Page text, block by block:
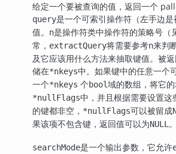
给定一个要被查询的值，返回一个
query是一个可索引操作符（左手边
值。
n是操作符类中操作符的策略号（
常， extractQuery将需要参考n来判
及它应该用什么方法来抽取键值。被
储在*nkeys中。如果键中的任意一个
一个*nkeys 个bool域的数组，将它
*nullFlags中，并且根据需要设置
的键都非空， *nullFlags可以被留成
果该项不包含键，返回值可以为NULL。
searchMode是一个输出参数，它允许